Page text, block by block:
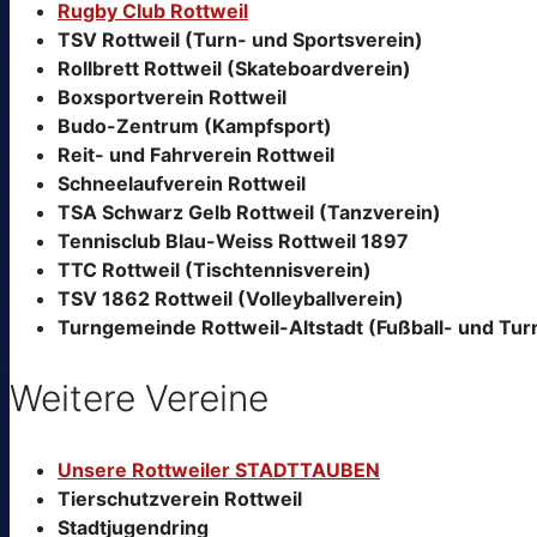
Rugby Club Rottweil
TSV Rottweil (Turn- und Sportsverein)
Rollbrett Rottweil (Skateboardverein)
Boxsportverein Rottweil
Budo-Zentrum (Kampfsport)
Reit- und Fahrverein Rottweil
Schneelaufverein Rottweil
TSA Schwarz Gelb Rottweil (Tanzverein)
Tennisclub Blau-Weiss Rottweil 1897
TTC Rottweil (Tischtennisverein)
TSV 1862 Rottweil (Volleyballverein)
Turngemeinde Rottweil-Altstadt (Fußball- und
Weitere Vereine
Unsere Rottweiler STADTTAUBEN
Tierschutzverein Rottweil
Stadtjugendring